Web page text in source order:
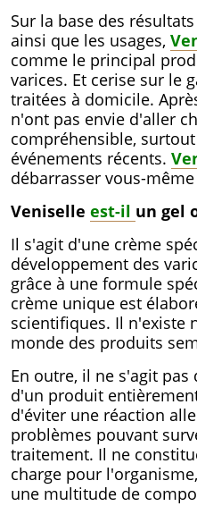
Sur la base des
ainsi que les usages,
comme le principal
varices. Et cerise sur le
traitées à domicile.
n'ont pas envie d'aller
compréhensible,
événements récents.
débarrasser vous-
Veniselle est-il un gel
Il s'agit d'une crème
développement des
grâce à une formule
crème unique est
scientifiques. Il n'existe
monde des produits
En outre, il ne s'agit
d'un produit
d'éviter une réaction
problèmes pouvant
traitement. Il ne
charge pour
une multitude de